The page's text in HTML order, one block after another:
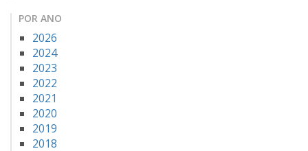
POR ANO
2026
2024
2023
2022
2021
2020
2019
2018